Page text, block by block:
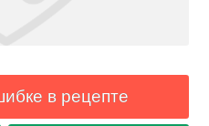
в рецепте